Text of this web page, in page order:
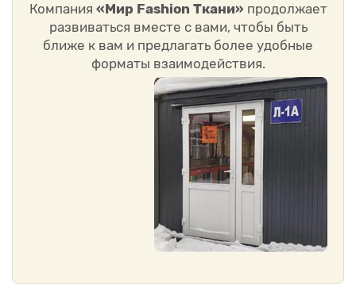
Компания «Мир Fashion Ткани» продолжает
развиваться вместе с вами, чтобы быть
ближе к вам и предлагать более удобные
форматы взаимодействия.